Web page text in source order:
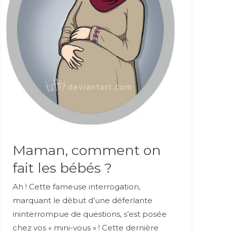
Maman, comment on
fait les bébés ?
Ah ! Cette fameuse interrogation,
marquant le début d’une déferlante
ininterrompue de questions, s’est posée
chez vos « mini-vous » ! Cette dernière